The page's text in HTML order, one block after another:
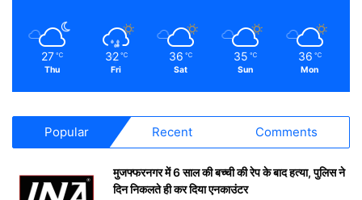
27 ℃
Thu
32 ℃
Fri
36 ℃
Sat
35 ℃
Sun
36 ℃
Mon
Popular Recent Comments
मुजफ्फरनगर में 6 साल की बच्ची की रेप के बाद हत्या, पुलिस ने
दिन निकलते ही कर दिया एनकाउंटर